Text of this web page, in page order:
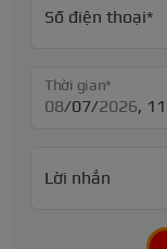
Số điện thoại*
Thời gian*
Lời nhắn